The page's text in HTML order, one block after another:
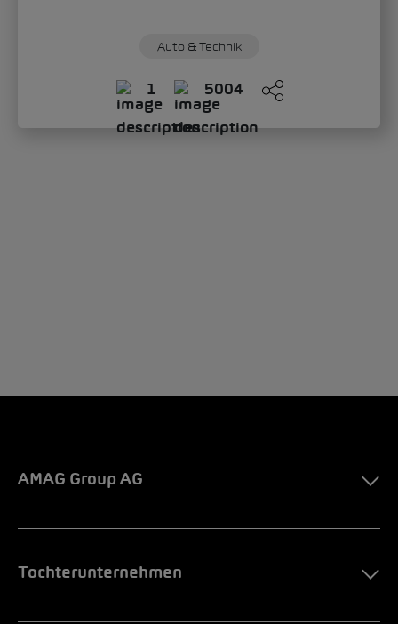
Auto & Technik
1 5004
AMAG Group AG
Tochterunternehmen